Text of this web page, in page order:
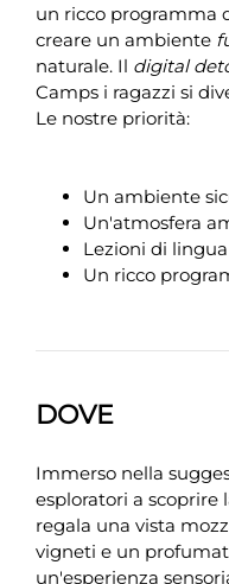
un ricco programma
creare un ambiente
naturale. Il digital
Camps i ragazzi si
Le nostre priorità:
Un ambiente
Un'atmosfera
Lezioni di
Un ricco
DOVE
Immerso nella
esploratori a
regala una vista
vigneti e un
un'esperienza